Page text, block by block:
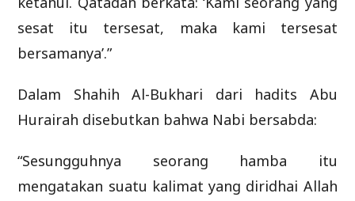
sesat itu tersesat, maka kami tersesat
bersamanya’.”
Dalam Shahih Al-Bukhari dari hadits Abu
Hurairah disebutkan bahwa Nabi bersabda:
“Sesungguhnya seorang hamba itu
mengatakan suatu kalimat yang diridhai Allah